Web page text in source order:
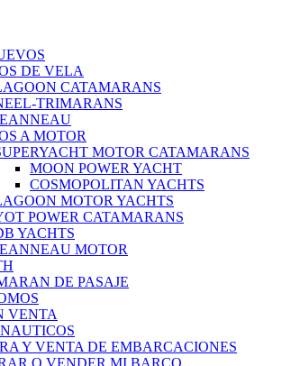
DE VELA
CATAMARANS
TRIMARANS
A MOTOR
MOTOR CATAMARANS
MOON POWER YACHT
COSMOPOLITAN YACHTS
MOTOR YACHTS
POWER CATAMARANS
YACHTS
MOTOR
DE PASAJE
VENTA
Y VENTA DE EMBARCACIONES
O VENDER MI BARCO